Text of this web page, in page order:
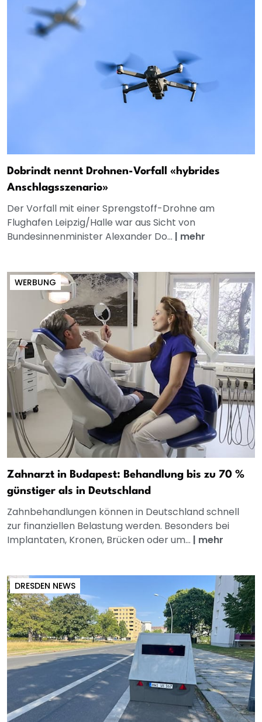
Dobrindt nennt Drohnen-Vorfall «hybrides
Anschlagsszenario»
Der Vorfall mit einer Sprengstoff-Drohne am
Flughafen Leipzig/Halle war aus Sicht von
Bundesinnenminister Alexander Do... | mehr
WERBUNG
Zahnarzt in Budapest: Behandlung bis zu 70 %
günstiger als in Deutschland
Zahnbehandlungen können in Deutschland schnell
zur finanziellen Belastung werden. Besonders bei
Implantaten, Kronen, Brücken oder um... | mehr
DRESDEN NEWS